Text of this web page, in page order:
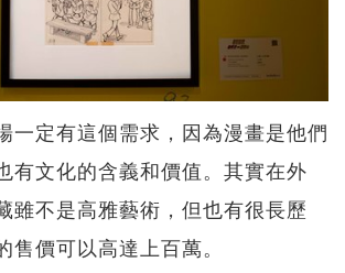
一定有這個需求，因為漫畫是他們
有文化的含義和價值。其實在外
雖不是高雅藝術，但也有很長歷
售價可以高達上百萬。